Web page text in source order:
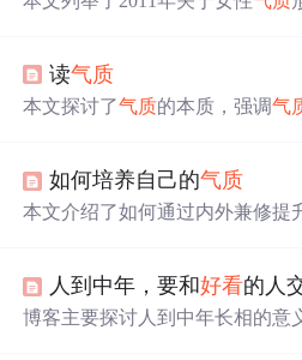
读气质
本文探讨了气质的本质，强调气
积极心态等方面。
如何培养自己的气质
本文介绍了如何通过内外兼修提
重要性。
人到中年，要和好看的人
博客主要探讨人到中年长相的意